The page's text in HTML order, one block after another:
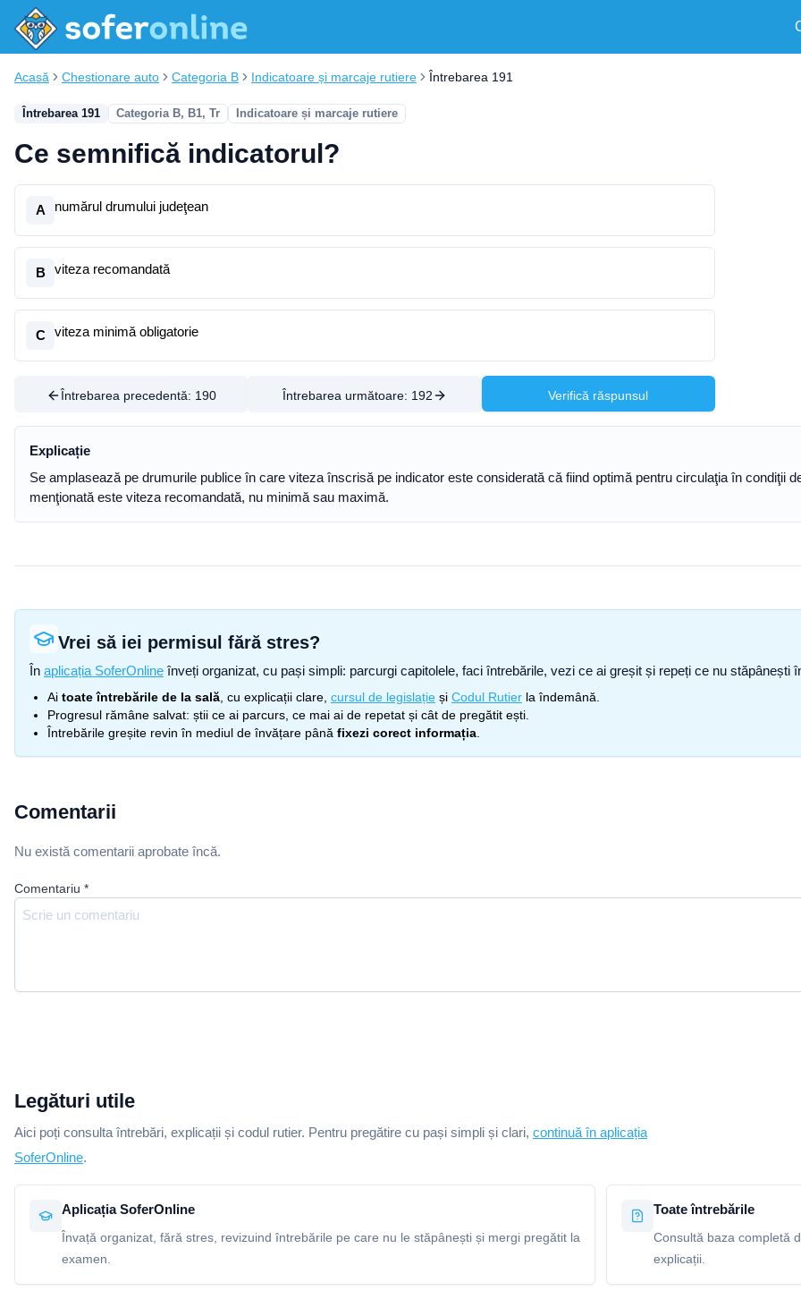
Acasă Chestionare auto Categoria B Indicatoare și marcaje rutiere Întrebarea 191
Întrebarea 191 Categoria B, B1, Tr Indicatoare și marcaje rutiere
Ce semnifică indicatorul?
A numărul drumului judeţean
B viteza recomandată
C viteza minimă obligatorie
Întrebarea precedentă: 190 Întrebarea următoare: 192 Verifică răspunsul
Explicație
Se amplasează pe drumurile publice în care viteza înscrisă pe indicator este considerată că fiind optimă pentru circulaţia în condiţii
menţionată este viteza recomandată, nu minimă sau maximă.
Vrei să iei permisul fără stres?
În aplicația SoferOnline înveți organizat, cu pași simpli: parcurgi capitolele, faci întrebările, vezi ce ai greșit și repeți ce nu
Ai toate întrebările de la sală , cu explicații clare, cursul de legislație și Codul Rutier la îndemână.
Progresul rămâne salvat: știi ce ai parcurs, ce mai ai de repetat și cât de pregătit ești.
Întrebările greșite revin în mediul de învățare până fixezi corect informația
Comentarii
Nu există comentarii aprobate încă.
Comentariu *
Legături utile
Aici poți consulta întrebări, explicații și codul rutier. Pentru pregătire cu pași simpli și clari, continuă în aplicația
SoferOnline.
Aplicația SoferOnline
Învață organizat, fără stres, revizuind întrebările pe care nu le stăpânești și mergi pregătit la
examen.
Toate întrebările
Consultă baza completă
explicații.